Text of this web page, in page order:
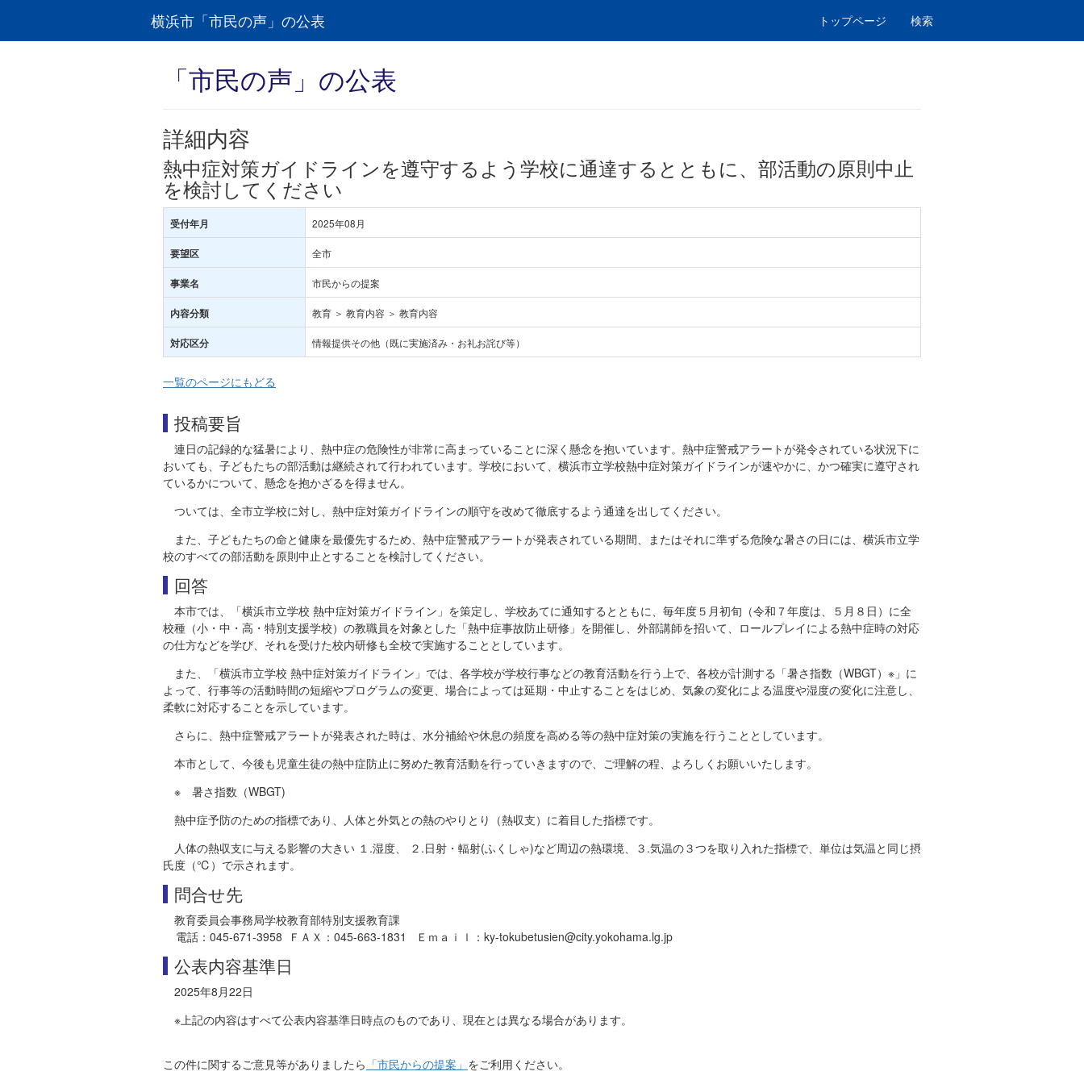
横浜市「市民の声」の公表 トップページ 検索
「市民の声」の公表
詳細内容
熱中症対策ガイドラインを遵守するよう学校に通達するとともに、部活動の原則中止
を検討してください
受付年月 2025年08月
要望区 全市
事業名 市民からの提案
内容分類 教育 ＞ 教育内容 ＞ 教育内容
対応区分 情報提供その他（既に実施済み・お礼お詫び等）
一覧のページにもどる
投稿要旨
連日の記録的な猛暑により、熱中症の危険性が非常に高まっていることに深く懸念を抱いています。熱中症警戒アラートが発令されている状況下に
おいても、子どもたちの部活動は継続されて行われています。学校において、横浜市立学校熱中症対策ガイドラインが速やかに、かつ確実に遵守され
ているかについて、懸念を抱かざるを得ません。
ついては、全市立学校に対し、熱中症対策ガイドラインの順守を改めて徹底するよう通達を出してください。
また、子どもたちの命と健康を最優先するため、熱中症警戒アラートが発表されている期間、またはそれに準ずる危険な暑さの日には、横浜市立学
校のすべての部活動を原則中止とすることを検討してください。
回答
本市では、「横浜市立学校 熱中症対策ガイドライン」を策定し、学校あてに通知するとともに、毎年度５月初旬（令和７年度は、５月８日）に全
校種（小・中・高・特別支援学校）の教職員を対象とした「熱中症事故防止研修」を開催し、外部講師を招いて、ロールプレイによる熱中症時の対応
の仕方などを学び、それを受けた校内研修も全校で実施することとしています。
また、「横浜市立学校 熱中症対策ガイドライン」では、各学校が学校行事などの教育活動を行う上で、各校が計測する「暑さ指数（WBGT）※」に
よって、行事等の活動時間の短縮やプログラムの変更、場合によっては延期・中止することをはじめ、気象の変化による温度や湿度の変化に注意し、
柔軟に対応することを示しています。
さらに、熱中症警戒アラートが発表された時は、水分補給や休息の頻度を高める等の熱中症対策の実施を行うこととしています。
本市として、今後も児童生徒の熱中症防止に努めた教育活動を行っていきますので、ご理解の程、よろしくお願いいたします。
※ 暑さ指数（WBGT)
熱中症予防のための指標であり、人体と外気との熱のやりとり（熱収支）に着目した指標です。
人体の熱収支に与える影響の大きい １.湿度、 ２.日射・輻射(ふくしゃ)など周辺の熱環境、３.気温の３つを取り入れた指標で、単位は気温と同じ摂
氏度（℃）で示されます。
問合せ先
教育委員会事務局学校教育部特別支援教育課
電話：045-671-3958 ＦＡＸ：045-663-1831 Ｅｍａｉｌ：ky-tokubetusien@city.yokohama.lg.jp
公表内容基準日
2025年8月22日
※上記の内容はすべて公表内容基準日時点のものであり、現在とは異なる場合があります。
この件に関するご意見等がありましたら 「市民からの提案」 をご利用ください。